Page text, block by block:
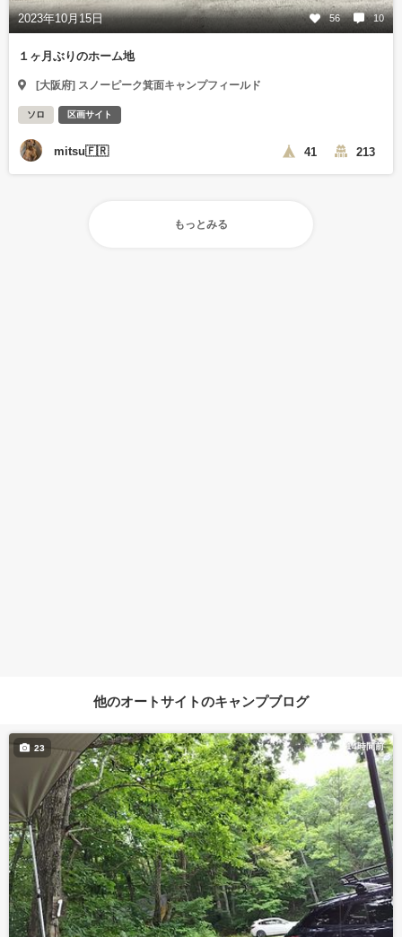
2023年10月15日 56 10
１ヶ月ぶりのホーム地
[大阪府] スノーピーク箕面キャンプフィールド
ソロ 区画サイト
mitsu🇫🇷 41 213
もっとみる
他のオートサイトのキャンプブログ
14時間前
23